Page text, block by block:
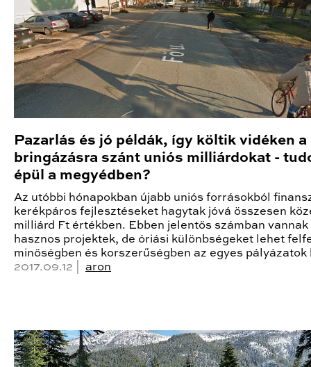
Pazarlás és jó példák, így költik vidéken a
bringázásra szánt uniós milliárdokat -
épül a megyédben?
Az utóbbi hónapokban újabb uniós forrásokból
kerékpáros fejlesztéseket hagytak jóvá összesen
milliárd Ft értékben. Ebben jelentős számban vannak
hasznos projektek, de óriási különbségeket lehet
minőségben és korszerűségben az egyes pályázatok
2017.09.12 | aron